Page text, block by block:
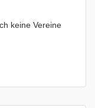
keine Vereine